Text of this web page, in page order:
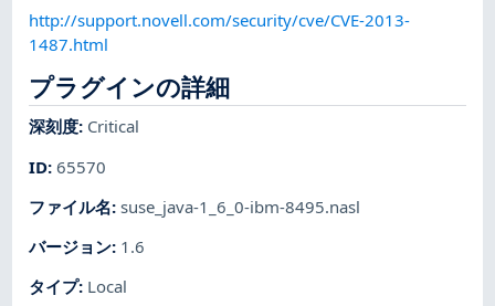
http://support.novell.com/security/cve/CVE-2013-
1487.html
プラグインの詳細
深刻度: Critical
ID:65570
ファイル名:suse_java-1_6_0-ibm-8495.nasl
バージョン: 1.6
タイプ: Local